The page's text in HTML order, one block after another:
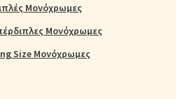
Μονόχρωμες
Μονόχρωμες
Size Μονόχρωμες